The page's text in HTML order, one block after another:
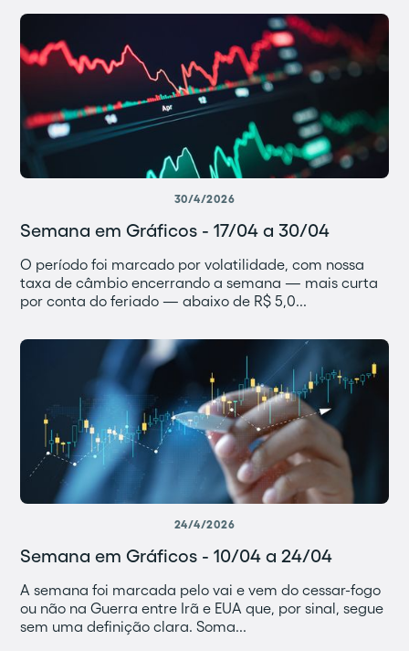
30/4/2026
Semana em Gráficos - 17/04 a 30/04
O período foi marcado por volatilidade, com nossa
taxa de câmbio encerrando a semana — mais curta
por conta do feriado — abaixo de R$ 5,0...
24/4/2026
Semana em Gráficos - 10/04 a 24/04
A semana foi marcada pelo vai e vem do cessar-fogo
ou não na Guerra entre Irã e EUA que, por sinal, segue
sem uma definição clara. Soma...